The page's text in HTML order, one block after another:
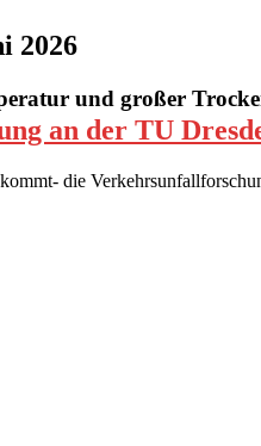
2026
und großer
an der TU
die